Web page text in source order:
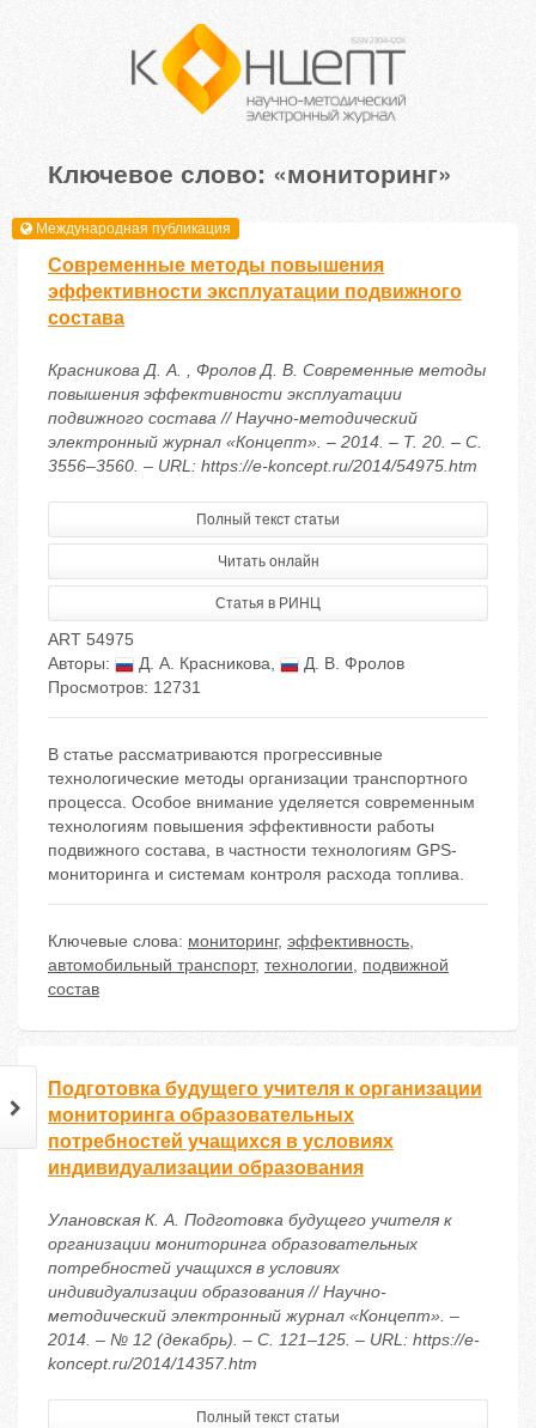
Ключевое слово: «мониторинг»
Международная публикация
Современные методы повышения
эффективности эксплуатации подвижного
состава
Красникова Д. А. , Фролов Д. В. Современные методы
повышения эффективности эксплуатации
подвижного состава // Научно-методический
электронный журнал «Концепт». – 2014. – Т. 20. – С.
3556–3560. – URL: https://e-koncept.ru/2014/54975.htm
Полный текст статьи
Читать онлайн
Статья в РИНЦ
ART 54975
Авторы:
Д. А. Красникова,
Д. В. Фролов
Просмотров: 12731
В статье рассматриваются прогрессивные
технологические методы организации транспортного
процесса. Особое внимание уделяется современным
технологиям повышения эффективности работы
подвижного состава, в частности технологиям GPS-
мониторинга и системам контроля расхода топлива.
Ключевые слова: мониторинг, эффективность,
автомобильный транспорт, технологии, подвижной
состав
Подготовка будущего учителя к организации
мониторинга образовательных
потребностей учащихся в условиях
индивидуализации образования
Улановская К. А. Подготовка будущего учителя к
организации мониторинга образовательных
потребностей учащихся в условиях
индивидуализации образования // Научно-
методический электронный журнал «Концепт». –
2014. – № 12 (декабрь). – С. 121–125. – URL: https://e-
koncept.ru/2014/14357.htm
Полный текст статьи